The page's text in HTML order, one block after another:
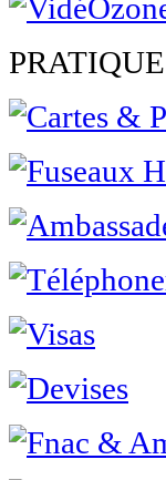
PRATIQUE